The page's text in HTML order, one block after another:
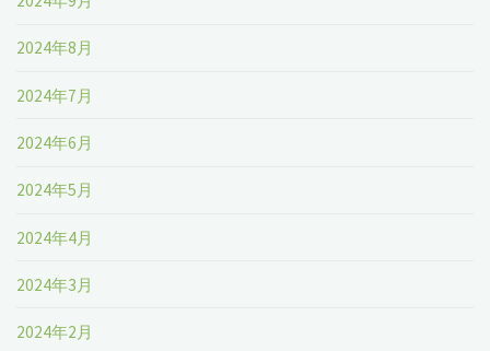
2024年8月
2024年7月
2024年6月
2024年5月
2024年4月
2024年3月
2024年2月